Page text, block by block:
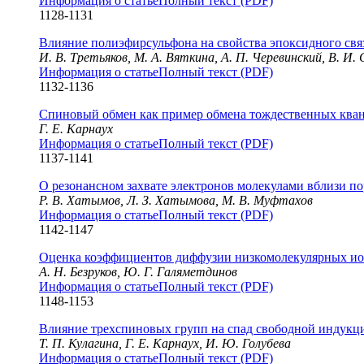
1128-1131
Влияние полиэфирсульфона на свойства эпоксидного
И. В. Третьяков, М. А. Вяткина, А. П. Черевинский, В.
Информация о статьеПолный текст (PDF)
1132-1136
Спиновый обмен как пример обмена тождественных
Г. Е. Карнаух
Информация о статьеПолный текст (PDF)
1137-1141
О резонансном захвате электронов молекулами вблизи
Р. В. Хатымов, Л. З. Хатымова, М. В. Муфтахов
Информация о статьеПолный текст (PDF)
1142-1147
Оценка коэффициентов диффузии низкомолекулярных
А. Н. Безруков, Ю. Г. Галяметдинов
Информация о статьеПолный текст (PDF)
1148-1153
Влияние трехспиновых групп на спад свободной
Т. П. Кулагина, Г. Е. Карнаух, И. Ю. Голубева
Информация о статьеПолный текст (PDF)